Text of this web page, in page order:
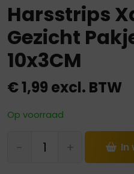
Harsstrips
Gezicht
10x3CM
€1,99 excl. BTW
Op voorraad
-
Xanitalia
+ In